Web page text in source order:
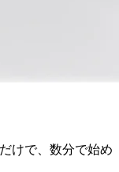
けで、数分で始め